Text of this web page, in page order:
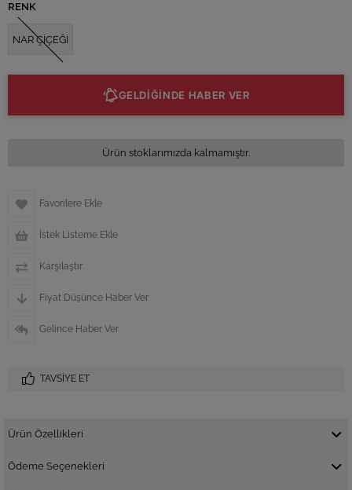
RENK
NAR ÇİÇEĞİ
GELDİĞİNDE HABER VER
Ürün stoklarımızda kalmamıştır.
Favorilere Ekle
İstek Listeme Ekle
Karşılaştır
Fiyat Düşünce Haber Ver
Gelince Haber Ver
TAVSIYE ET
Ürün Özellikleri
Ödeme Seçenekleri